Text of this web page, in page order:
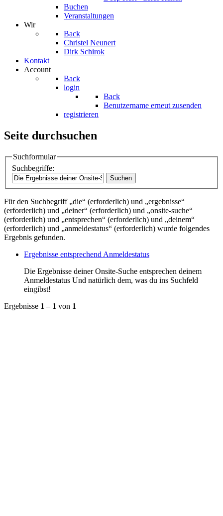
Buchen
Veranstaltungen
Wir
Back
Christel Neunert
Dirk Schirok
Kontakt
Account
Back
login
Back
Benutzername erneut zusenden
registrieren
Seite durchsuchen
Suchformular
Suchbegriffe:
Suchen
Für den Suchbegriff „die“ (erforderlich) und „ergebnisse“
(erforderlich) und „deiner“ (erforderlich) und „onsite-suche“
(erforderlich) und „entsprechen“ (erforderlich) und „deinem“
(erforderlich) und „anmeldestatus“ (erforderlich) wurde folgendes
Ergebnis gefunden.
Ergebnisse entsprechend Anmeldestatus
Die Ergebnisse deiner Onsite-Suche entsprechen deinem
Anmeldestatus Und natürlich dem, was du ins Suchfeld
eingibst!
Ergebnisse 1 – 1 von 1